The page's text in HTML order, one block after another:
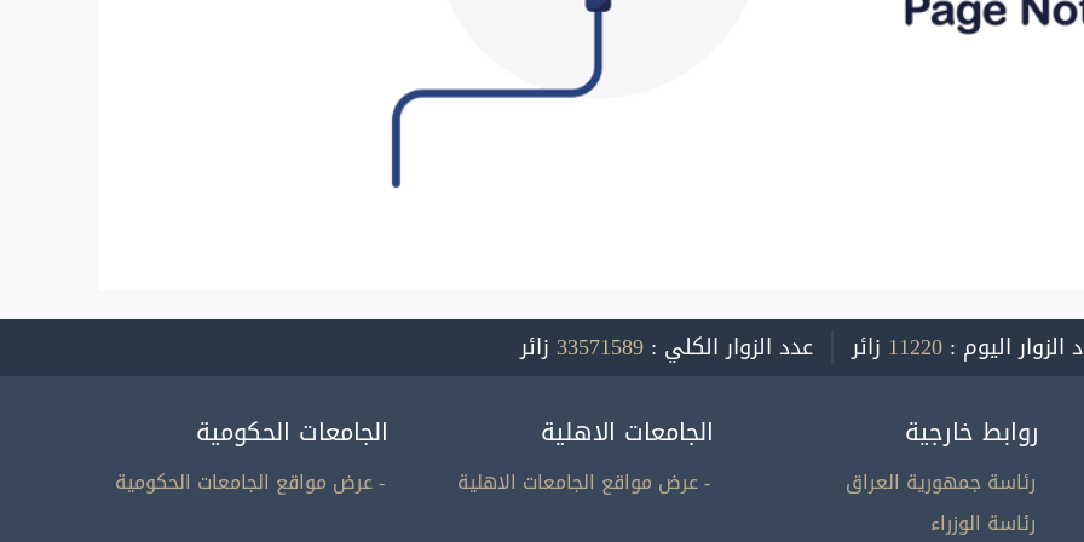
الزوار اليوم : 11220 زائر عدد الزوار الكلي : 33571589 زائر
روابط خارجية
رئاسة جمهورية العراق
رئاسة الوزراء
الجامعات الاهلية
- عرض مواقع الجامعات الاهلية
الجامعات الحكومية
- عرض مواقع الجامعات الحكومية